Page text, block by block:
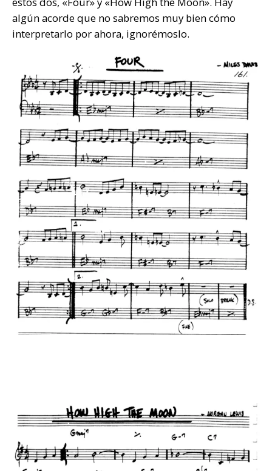
algún acorde que no sabremos muy bien cómo
interpretarlo por ahora, ignorémoslo.